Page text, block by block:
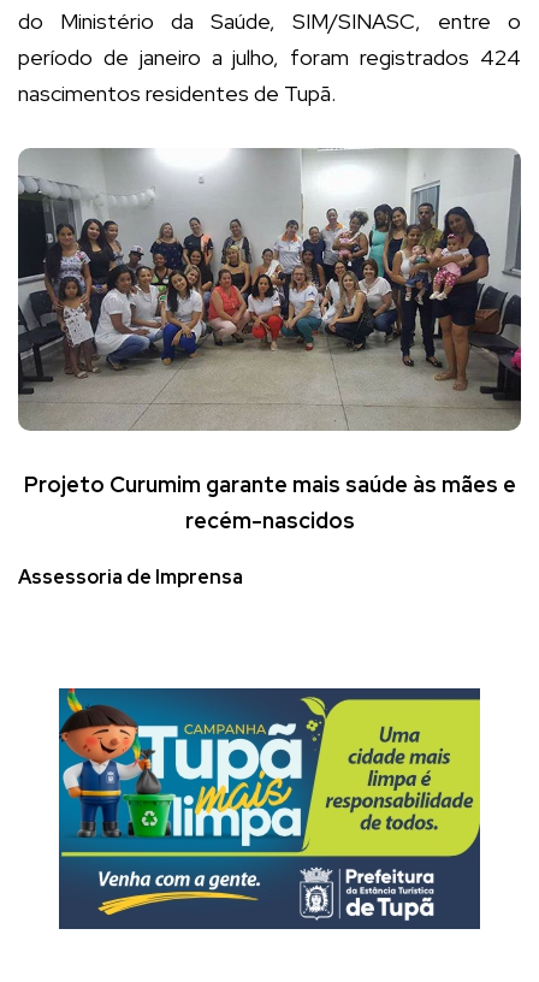
do Ministério da Saúde, SIM/SINASC, entre o
período de janeiro a julho, foram registrados 424
nascimentos residentes de Tupã.
Projeto Curumim garante mais saúde às mães e
recém-nascidos
Assessoria de Imprensa